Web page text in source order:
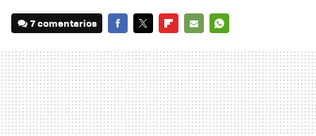
7 comentarios
MAIL